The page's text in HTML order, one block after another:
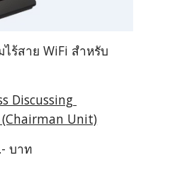
ร้สาย WiFi สำหรับ
Discussing
Unit)
บาท